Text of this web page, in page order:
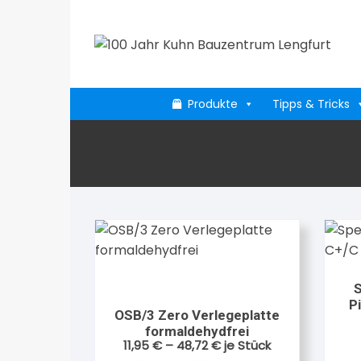
springen
Produkte Tipps & Tricks
OSB/3 Zero Verlegeplatte
formaldehydfrei
11,95€– 48,72€je Stück